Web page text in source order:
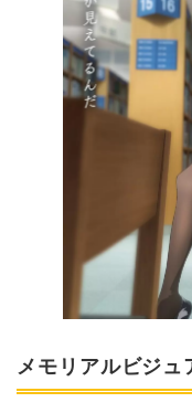
メモリアルビジュ